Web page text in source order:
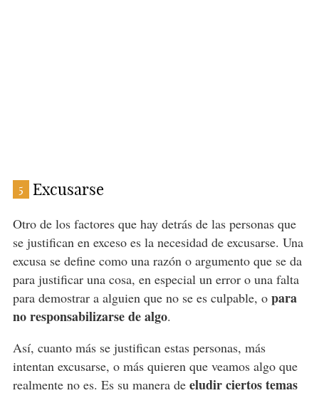
5 Excusarse
Otro de los factores que hay detrás de las personas que
se justifican en exceso es la necesidad de excusarse. Una
excusa se define como una razón o argumento que se da
para justificar una cosa, en especial un error o una falta
para demostrar a alguien que no se es culpable, o para
no responsabilizarse de algo.
Así, cuanto más se justifican estas personas, más
intentan excusarse, o más quieren que veamos algo que
realmente no es. Es su manera de eludir ciertos temas